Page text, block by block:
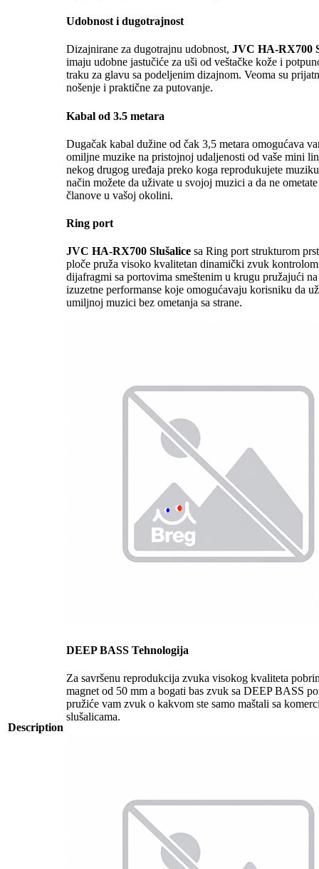
Description
Udobnost i dugotrajnost
Dizajnirane za dugotrajnu udobnost, JVC HA-RX700
imaju udobne jastučiće za uši od veštačke kože i
traku za glavu sa podeljenim dizajnom. Veoma su
nošenje i praktične za putovanje.
Kabal od 3.5 metara
Dugačak kabal dužine od čak 3,5 metara omogućava
omiljne muzike na pristojnoj udaljenosti od vaše mini
nekog drugog uređaja preko koga reprodukujete
način možete da uživate u svojoj muzici a da ne
članove u vašoj okolini.
Ring port
JVC HA-RX700 Slušalice sa Ring port strukturom
ploče pruža visoko kvalitetan dinamički zvuk
dijafragmi sa portovima smeštenim u krugu pružajući
izuzetne performanse koje omogućavaju korisniku da
umiljnoj muzici bez ometanja sa strane.
DEEP BASS Tehnologija
Za savršenu reprodukcija zvuka visokog kvaliteta
magnet od 50 mm a bogati bas zvuk sa DEEP BASS
pružiće vam zvuk o kakvom ste samo maštali sa
slušalicama.